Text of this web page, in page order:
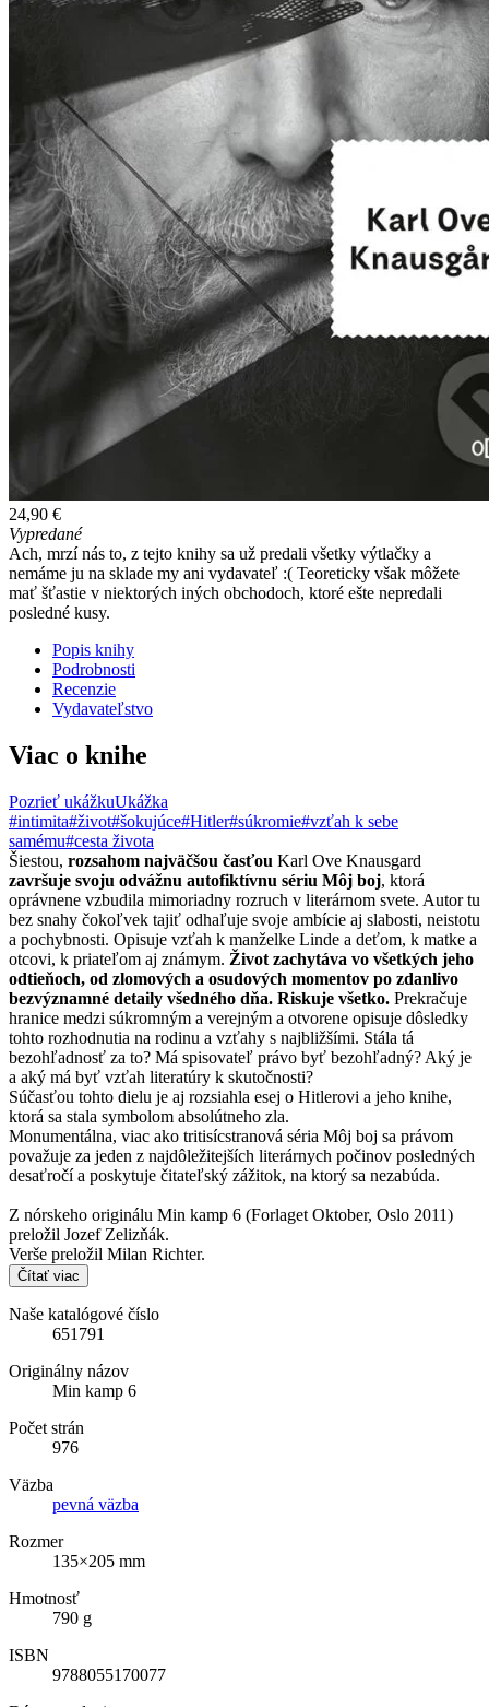
24,90 €
Vypredané
Ach, mrzí nás to, z tejto knihy sa už predali všetky výtlačky a
nemáme ju na sklade my ani vydavateľ :( Teoreticky však môžete
mať šťastie v niektorých iných obchodoch, ktoré ešte nepredali
posledné kusy.
Popis knihy
Podrobnosti
Recenzie
Vydavateľstvo
Viac o knihe
Pozrieť ukážkuUkážka
#intimita#život#šokujúce#Hitler#súkromie#vzťah k sebe
samému#cesta života
Šiestou, rozsahom najväčšou časťou Karl Ove Knausgard
završuje svoju odvážnu autofiktívnu sériu Môj boj, ktorá
oprávnene vzbudila mimoriadny rozruch v literárnom svete. Autor tu
bez snahy čokoľvek tajiť odhaľuje svoje ambície aj slabosti, neistotu
a pochybnosti. Opisuje vzťah k manželke Linde a deťom, k matke a
otcovi, k priateľom aj známym. Život zachytáva vo všetkých jeho
odtieňoch, od zlomových a osudových momentov po zdanlivo
bezvýznamné detaily všedného dňa. Riskuje všetko. Prekračuje
hranice medzi súkromným a verejným a otvorene opisuje dôsledky
tohto rozhodnutia na rodinu a vzťahy s najbližšími. Stála tá
bezohľadnosť za to? Má spisovateľ právo byť bezohľadný? Aký je
a aký má byť vzťah literatúry k skutočnosti?
Súčasťou tohto dielu je aj rozsiahla esej o Hitlerovi a jeho knihe,
ktorá sa stala symbolom absolútneho zla.
Monumentálna, viac ako tritisícstranová séria Môj boj sa právom
považuje za jeden z najdôležitejších literárnych počinov posledných
desaťročí a poskytuje čitateľský zážitok, na ktorý sa nezabúda.
Z nórskeho originálu Min kamp 6 (Forlaget Oktober, Oslo 2011)
preložil Jozef Zelizňák.
Verše preložil Milan Richter.
Čítať viac
Naše katalógové číslo
651791
Originálny názov
Min kamp 6
Počet strán
976
Väzba
pevná väzba
Rozmer
135×205 mm
Hmotnosť
790 g
ISBN
9788055170077